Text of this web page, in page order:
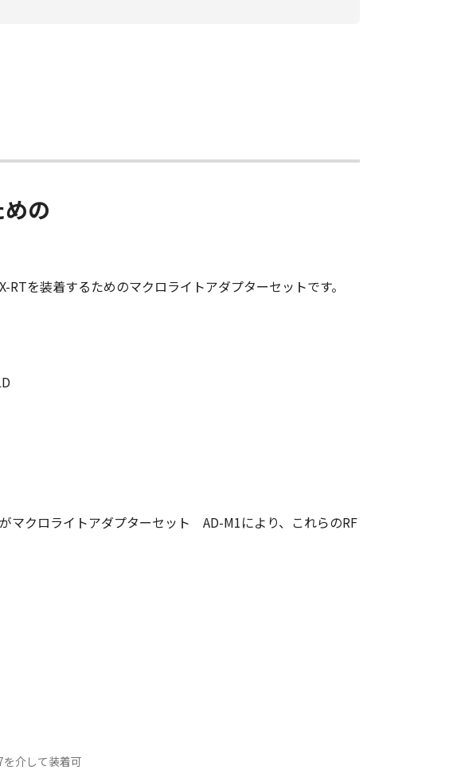
の
を装着するためのマクロライトアダプターセットです。
マクロライトアダプターセット AD-M1により、これらのRF
介して装着可